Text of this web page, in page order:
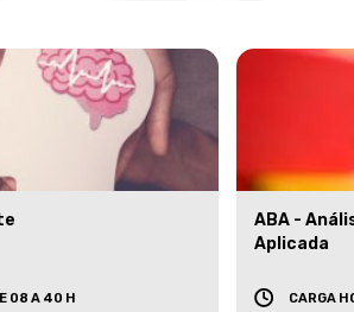
08 A 40 H
ABA -
Aplicada
CARGA